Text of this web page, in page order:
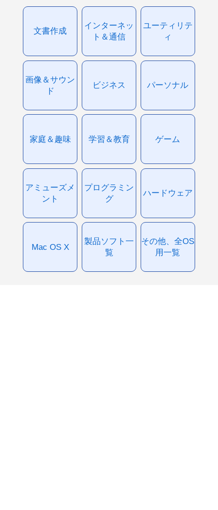
文書作成
インターネッ
ト＆通信
ユーティリテ
ィ
画像＆サウン
ド
ビジネス パーソナル
家庭＆趣味 学習＆教育 ゲーム
アミューズメ
ント
プログラミン
グ
ハードウェア
Mac OS X
製品ソフト一
覧
その他、全OS
用一覧